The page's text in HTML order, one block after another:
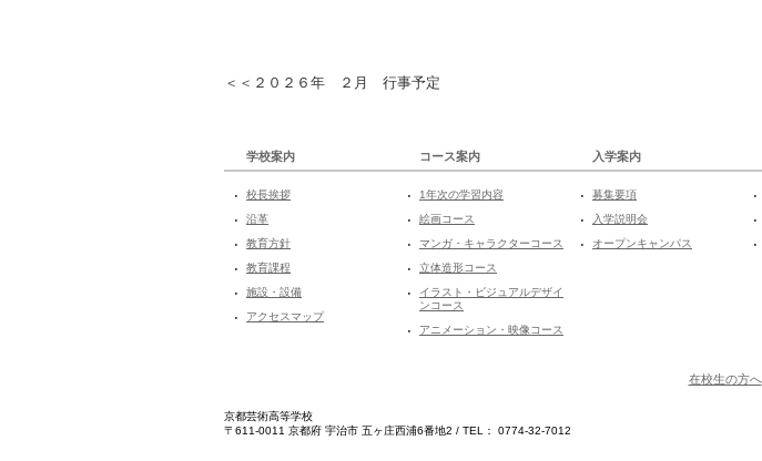
＜＜２０２６年 ２月 行事予定
学校案内
校長挨拶
沿革
教育方針
教育課程
施設・設備
アクセスマップ
コース案内
1年次の学習内容
絵画コース
マンガ・キャラクターコース
立体造形コース
イラスト・ビジュアルデザイ
ンコース
アニメーション・映像コース
入学案内
募集要項
入学説明会
オープンキャンパス
在校生の方へ
京都芸術高等学校
〒611-0011 京都府 宇治市 五ヶ庄西浦6番地2 / TEL： 0774-32-7012